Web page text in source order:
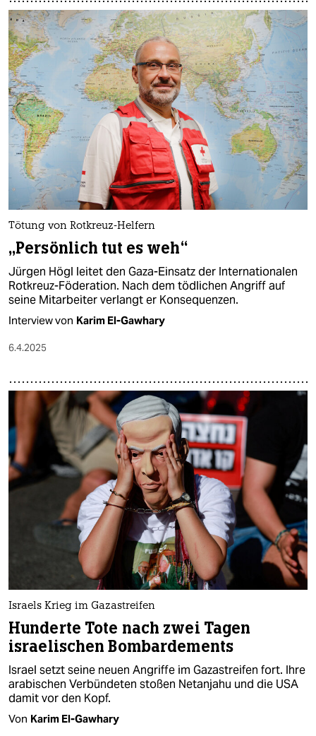
Tötung von Rotkreuz-Helfern
„Persönlich tut es weh“
Jürgen Högl leitet den Gaza-Einsatz der Internationalen
Rotkreuz-Föderation. Nach dem tödlichen Angriff auf
seine Mitarbeiter verlangt er Konsequenzen.
Interview von Karim El-Gawhary
6.4.2025
Israels Krieg im Gazastreifen
Hunderte Tote nach zwei Tagen
israelischen Bombardements
Israel setzt seine neuen Angriffe im Gazastreifen fort. Ihre
arabischen Verbündeten stoßen Netanjahu und die USA
damit vor den Kopf.
Von Karim El-Gawhary